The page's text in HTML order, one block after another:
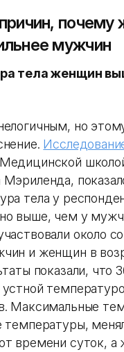
мужчин
тела женщин
но
Мэриленда,
тела у
выше, чем у
около
и женщин в
показали, что
Максимальные
температуры,
времени суток,